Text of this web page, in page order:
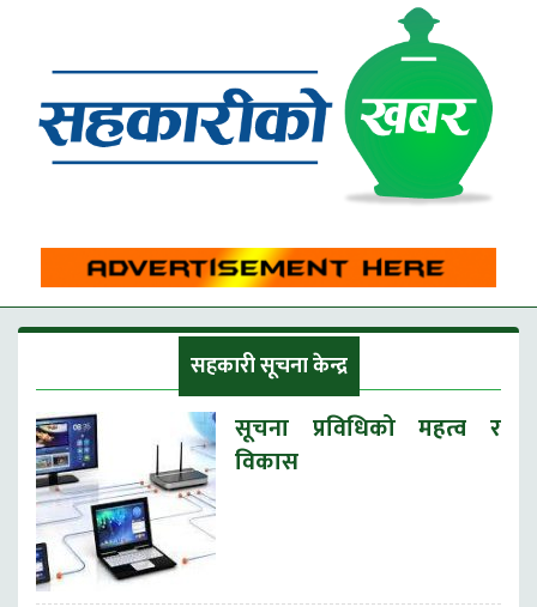
सहकारी सूचना केन्द्र
सूचना प्रविधिको महत्व र
विकास